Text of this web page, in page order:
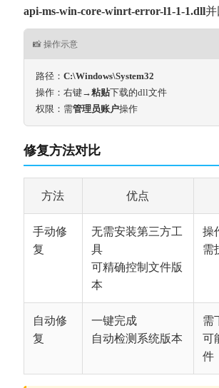
api-ms-win-core-winrt-error-l1-1-1.dll并
📸 操作示意
路径： C:\Windows\System32
操作：右键→粘贴下载的dll文件
权限：需管理员账户操作
修复方法对比
方法 优点
手动修
复
无需安装第三方工
具
可精确控制文件版
本
操
需
自动修
复
一键完成
自动检测系统版本
需
可
件